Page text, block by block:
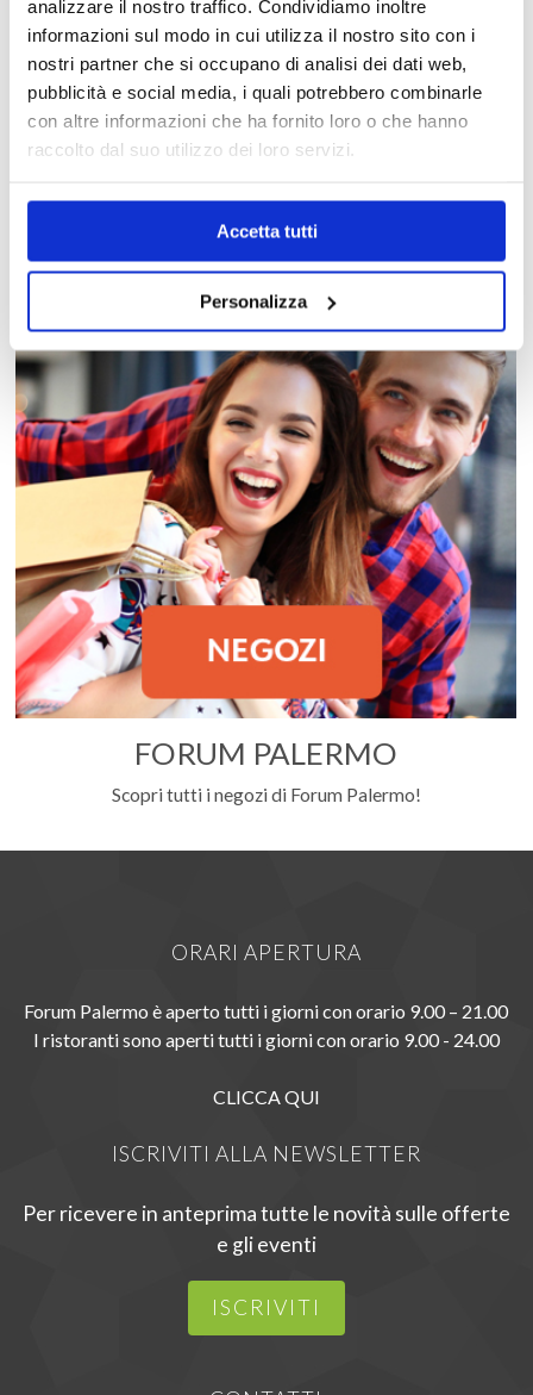
analizzare il nostro traffico. Condividiamo inoltre
informazioni sul modo in cui utilizza il nostro sito con i
nostri partner che si occupano di analisi dei dati web,
pubblicità e social media, i quali potrebbero combinarle
con altre informazioni che ha fornito loro o che hanno
raccolto dal suo utilizzo dei loro servizi.
Accetta tutti
Personalizza
MAPPA DEL CENTRO
Trova in un attimo il punto vendita che ti interessa!
FORUM PALERMO
Scopri tutti i negozi di Forum Palermo!
ORARI APERTURA
Forum Palermo è aperto tutti i giorni con orario 9.00 – 21.00
I ristoranti sono aperti tutti i giorni con orario 9.00 - 24.00
CLICCA QUI
ISCRIVITI ALLA NEWSLETTER
Per ricevere in anteprima tutte le novità sulle offerte
e gli eventi
ISCRIVITI